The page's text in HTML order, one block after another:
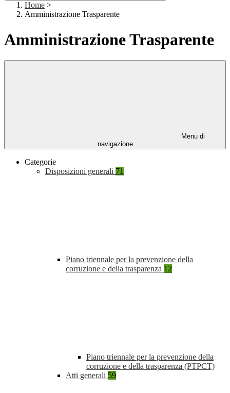
Home >
Amministrazione Trasparente
Amministrazione Trasparente
Menu di
navigazione
Categorie
Disposizioni generali 71
Piano triennale per la prevenzione della
corruzione e della trasparenza 12
Piano triennale per la prevenzione della
corruzione e della trasparenza (PTPCT)
Atti generali 59